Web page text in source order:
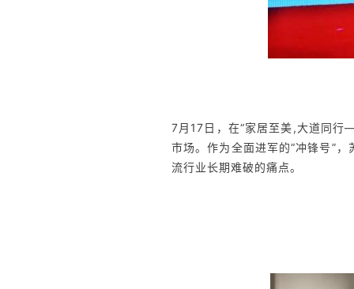
7月17日，在“家居至美,大道同
市场。作为全面进军的“冲锋号”
流行业长期难破的痛点。